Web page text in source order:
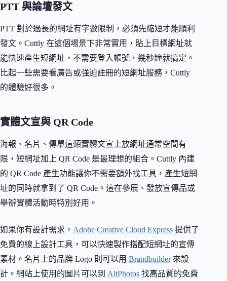
PTT 與論壇發文
PTT 對於過長的網址有字數限制，必須先縮短才能順利
發文。Cuttly 在這個場景下非常實用，貼上目標網址就
能快速產生短網址，不需要登入帳號，幾秒鐘就搞定。
比起一些需要看廣告或強迫註冊的短網址服務，Cuttly
的體驗好很多。
實體文宣與 QR Code
海報、名片、傳單這類實體文宣上放網址通常空間有
限，短網址加上 QR Code 是最理想的組合。Cuttly 內建
的 QR Code 產生功能讓你不需要額外找工具，產生短網
址的同時就拿到了 QR Code。這在參展、發放宣傳品或
舉辦實體活動時特別好用。
如果你有設計需求， Adobe Creative Cloud Express 提供了
免費的線上設計工具，可以快速製作搭配短網址的宣傳
素材。名片上的品牌 Logo 則可以用 Brandbuilder來設
計。網站上使用的圖片可以到 AltPhotos 找高品質的免費